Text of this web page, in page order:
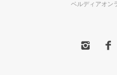
ベルディアオン